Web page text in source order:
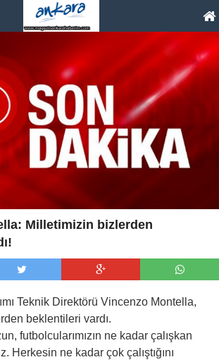
Milletimizin bizlerden
Teknik Direktörü Vincenzo Montella,
beklentileri vardı.
futbolcularımızın ne kadar çalışkan
Herkesin ne kadar çok çalıştığını